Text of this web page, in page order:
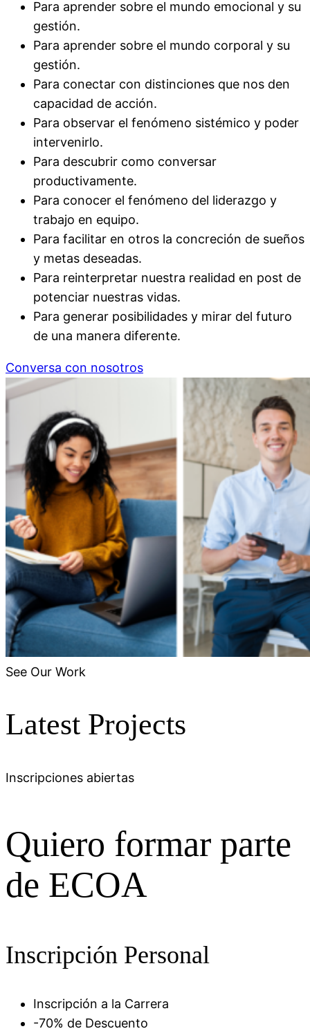
Para aprender sobre el mundo emocional y su
gestión.
Para aprender sobre el mundo corporal y su
gestión.
Para conectar con distinciones que nos den
capacidad de acción.
Para observar el fenómeno sistémico y poder
intervenirlo.
Para descubrir como conversar
productivamente.
Para conocer el fenómeno del liderazgo y
trabajo en equipo.
Para facilitar en otros la concreción de sueños
y metas deseadas.
Para reinterpretar nuestra realidad en post de
potenciar nuestras vidas.
Para generar posibilidades y mirar del futuro
de una manera diferente.
Conversa con nosotros
See Our Work
Latest Projects
Inscripciones abiertas
Quiero formar parte
de ECOA
Inscripción Personal
Inscripción a la Carrera
-70% de Descuento